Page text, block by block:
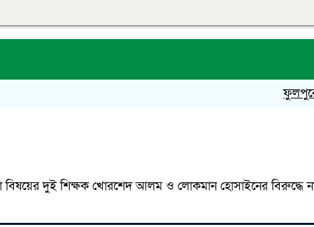
ফুলপুরে
বিষয়ের দুই শিক্ষক খোরশেদ আলম ও লোকমান হোসাইনের বিরুদ্ধে